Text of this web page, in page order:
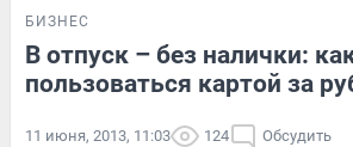
БИЗНЕС
В отпуск – без налички:
пользоваться картой за
11 июня, 2013, 11:03 124 Обсудить